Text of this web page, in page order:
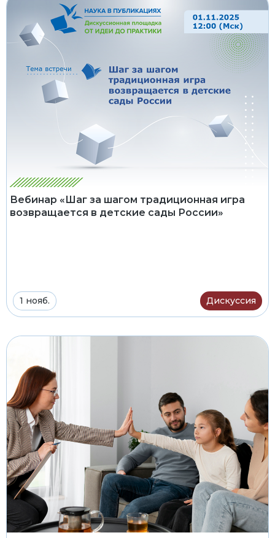
Вебинар «Шаг за шагом традиционная игра
возвращается в детские сады России»
1 нояб. Дискуссия